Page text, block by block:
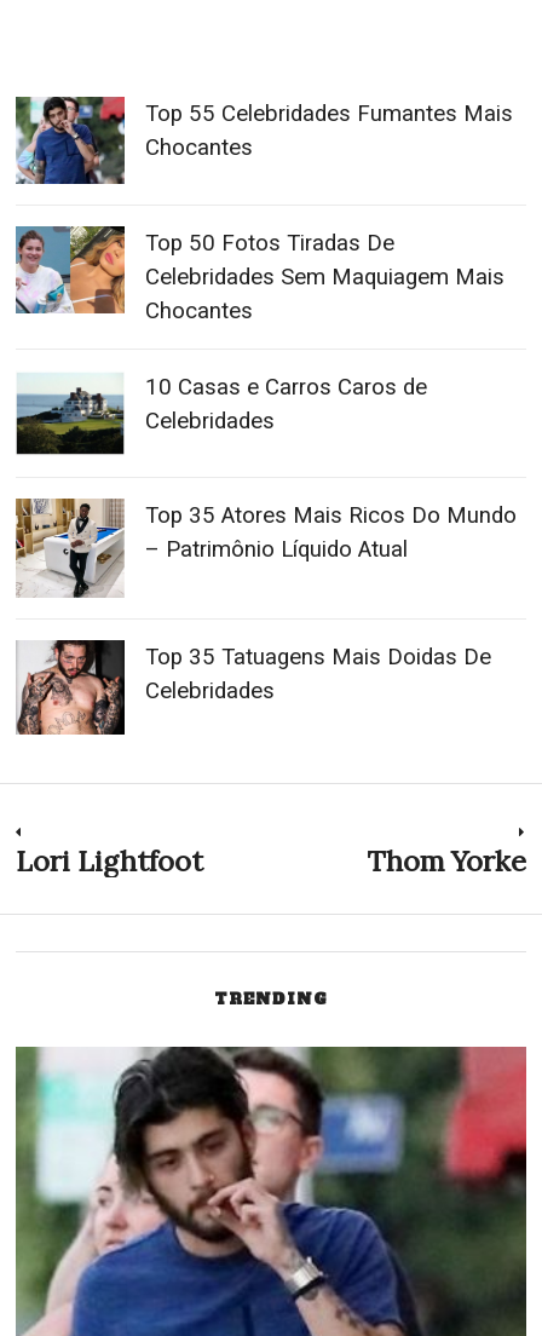
Top 55 Celebridades Fumantes Mais
Chocantes
Top 50 Fotos Tiradas De
Celebridades Sem Maquiagem Mais
Chocantes
10 Casas e Carros Caros de
Celebridades
Top 35 Atores Mais Ricos Do Mundo
– Patrimônio Líquido Atual
Top 35 Tatuagens Mais Doidas De
Celebridades
Navegação
de
Previous
Lori Lightfoot Thom Yorke
TRENDING